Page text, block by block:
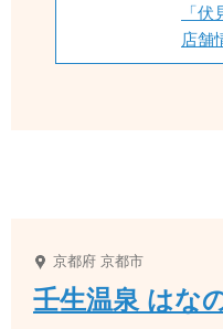
「
店舗
京都府 京都市
壬生温泉 はな